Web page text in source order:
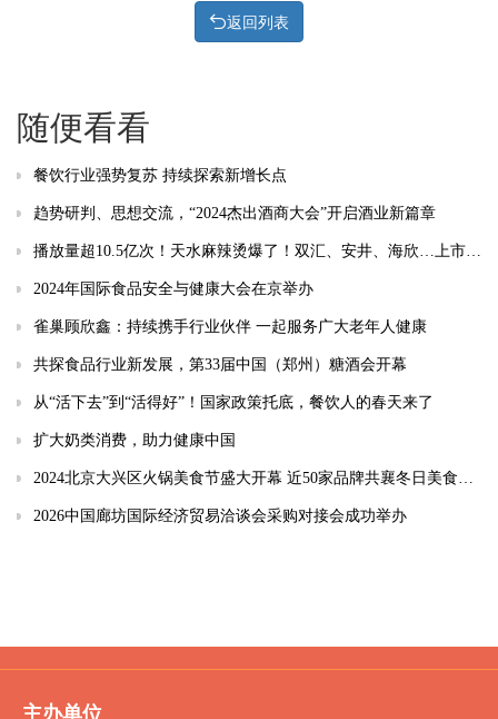
返回列表
随便看看
餐饮行业强势复苏 持续探索新增长点
趋势研判、思想交流，“2024杰出酒商大会”开启酒业新篇章
播放量超10.5亿次！天水麻辣烫爆了！双汇、安井、海欣…上市公司如何接住“泼天富贵”？
2024年国际食品安全与健康大会在京举办
雀巢顾欣鑫：持续携手行业伙伴 一起服务广大老年人健康
共探食品行业新发展，第33届中国（郑州）糖酒会开幕
从“活下去”到“活得好”！国家政策托底，餐饮人的春天来了
扩大奶类消费，助力健康中国
2024北京大兴区火锅美食节盛大开幕 近50家品牌共襄冬日美食盛宴
2026中国廊坊国际经济贸易洽谈会采购对接会成功举办
主办单位